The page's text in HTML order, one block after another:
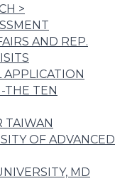
>
AND REP.
APPLICATION
THE TEN
TAIWAN
OF ADVANCED
MD